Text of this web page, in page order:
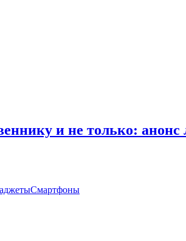
и не только:
Смартфоны